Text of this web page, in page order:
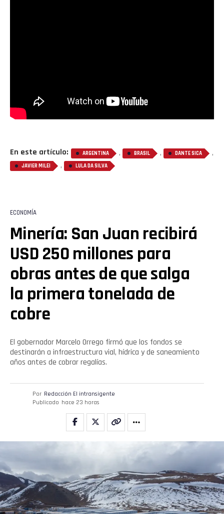
En este artículo: ARGENTINA , BRASIL , DANTE SICA ,
JAVIER MILEI , LULA DA SILVA
ECONOMÍA
Minería: San Juan recibirá
USD 250 millones para
obras antes de que salga
la primera tonelada de
cobre
El gobernador Marcelo Orrego firmó que los fondos se
destinarán a infraestructura vial, hídrica y de saneamiento
años antes de cobrar regalías.
Por Redacción El intransigente
Publicado hace 23 horas